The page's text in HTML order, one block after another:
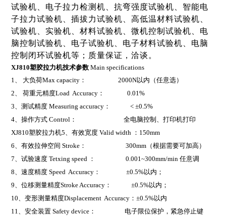
试验机、电子拉力检测机、抗弯强度试验机、智能电
子拉力试验机、插拔力试验机、高低温材料试验机、
试验机、实验机、材料试验机、微机控制试验机、电
脑控制试验机、电子试验机、电子材料试验机、电脑
控制闭环试验机等；质量保证，洽谈。
XJ810塑胶拉力机技术参数 Main specifications
1、 大负荷Max capacity： 2000N以内（任意选）
2、 荷重元精度Load Accuracy： 0.01%
3、测试精度 Measuring accuracy： < ±0.5%
4、操作方式 Control： 全电脑控制、打印机打印
XJ810塑胶拉力机5、有效宽度 Valid width ：150mm
6、有效拉伸空间 Stroke： 300mm（根据需要可加高）
7、试验速度 Tetxing speed ： 0.001~300mm/min 任意调
8、速度精度 Speed Accuracy： ±0.5%以内；
9、位移测量精度Stroke Accuracy： ±0.5%以内；
10、变形测量精度Displacement Accuracy：±0.5%以内
11、安全装置 Safety device： 电子限位保护，紧急停止键